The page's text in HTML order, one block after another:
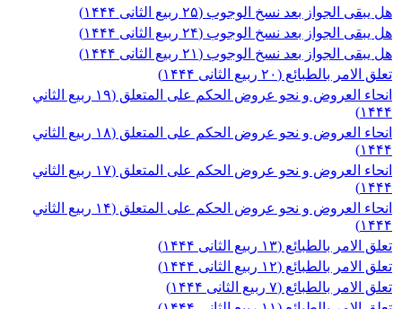
هل يبقی الجواز بعد نسخ الوجوب (۲۵ ربیع الثانی ۱۴۴۴)
هل يبقی الجواز بعد نسخ الوجوب (۲۴ ربیع الثانی ۱۴۴۴)
هل يبقی الجواز بعد نسخ الوجوب (۲۱ ربیع الثانی ۱۴۴۴)
تعلق الامر بالطبائع (۲۰ ربیع الثانی ۱۴۴۴)
انحاء العروض و نحو عروض الحکم علی المتعلق (۱۹ ربیع الثاني
۱۴۴۴)
انحاء العروض و نحو عروض الحکم علی المتعلق (۱۸ ربیع الثاني
۱۴۴۴)
انحاء العروض و نحو عروض الحکم علی المتعلق (۱۷ ربیع الثاني
۱۴۴۴)
انحاء العروض و نحو عروض الحکم علی المتعلق (۱۴ ربیع الثاني
۱۴۴۴)
تعلق الامر بالطبائع (۱۳ ربیع الثانی ۱۴۴۴)
تعلق الامر بالطبائع (۱۲ ربیع الثانی ۱۴۴۴)
تعلق الامر بالطبائع (۷ ربیع الثانی ۱۴۴۴)